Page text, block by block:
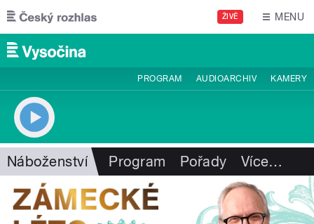
Přejít k hlavnímu obsahu
ŽIVĚ MENU
PROGRAM AUDIOARCHIV KAMERY
Náboženství Program Pořady Více…